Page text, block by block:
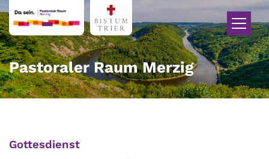
Zum Inhalt springen
Pastoraler Raum Merzig
Gottesdienst: